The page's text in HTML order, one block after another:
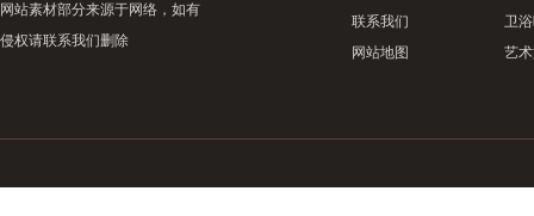
网站素材部分来源于网络，如有
侵权请联系我们删除
联系我们
网站地图
卫
艺